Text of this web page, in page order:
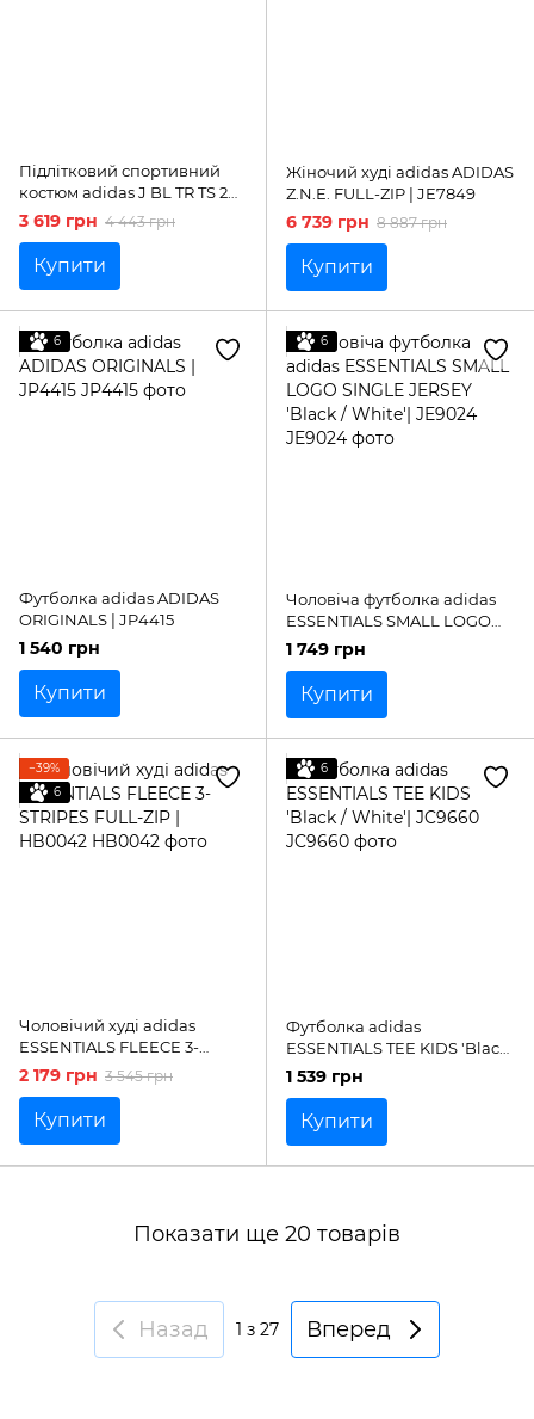
Підлітковий спортивний
костюм adidas J BL TR TS 205
140 | JE1399
3 619 грн 4 443 грн
Купити
Жіночий худі adidas ADIDAS
Z.N.E. FULL-ZIP | JE7849
6 739 грн 8 887 грн
Купити
6
Футболка adidas ADIDAS
ORIGINALS | JP4415
1 540 грн
Купити
6
Чоловіча футболка adidas
ESSENTIALS SMALL LOGO
SINGLE JERSEY 'Black /
White'| JE9024
1 749 грн
Купити
−39%
6
Чоловічий худі adidas
ESSENTIALS FLEECE 3-
STRIPES FULL-ZIP | HB0042
2 179 грн 3 545 грн
Купити
6
Футболка adidas
ESSENTIALS TEE KIDS 'Black
/ White'| JC9660
1 539 грн
Купити
Показати ще 20 товарів
Назад 1 з 27 Вперед